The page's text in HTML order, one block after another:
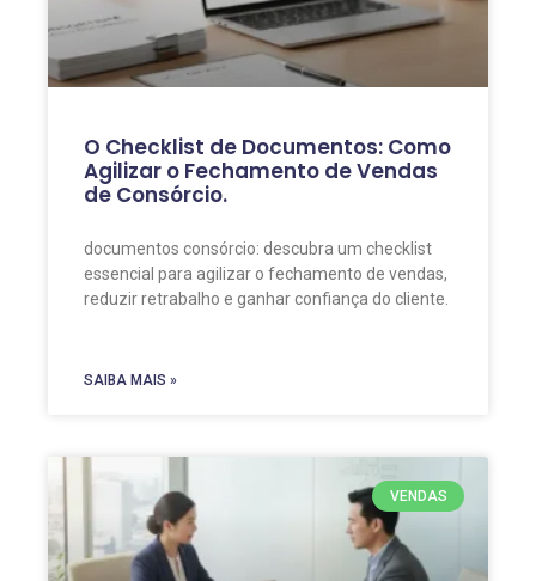
O Checklist de Documentos: Como
Agilizar o Fechamento de Vendas
de Consórcio.
documentos consórcio: descubra um checklist
essencial para agilizar o fechamento de vendas,
reduzir retrabalho e ganhar confiança do cliente.
SAIBA MAIS »
VENDAS